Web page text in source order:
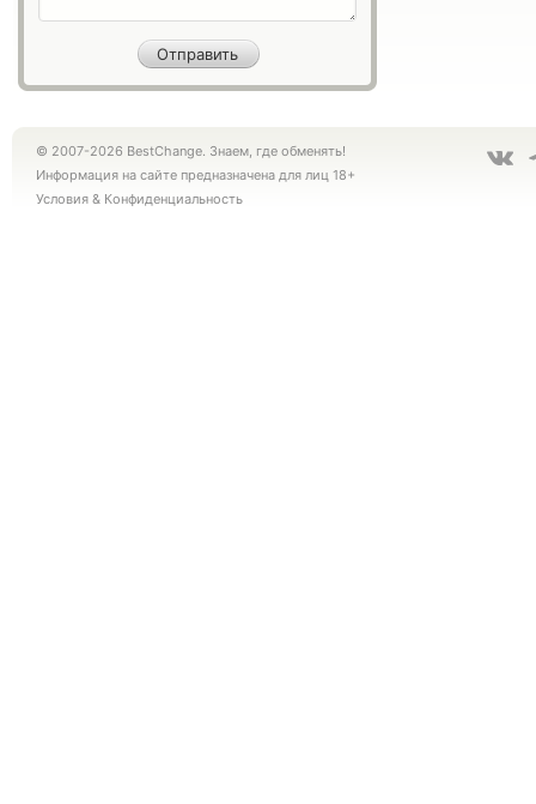
© 2007-2026 BestChange. Знаем, где обменять!
Информация на сайте предназначена для лиц 18+
Условия & Конфиденциальность